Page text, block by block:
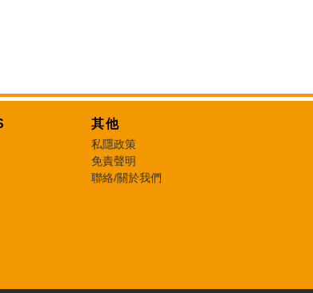
其他
私隱政策
免責聲明
聯絡/關於我們